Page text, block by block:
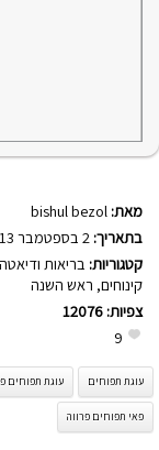
מאת: bishul bezol
בתאריך:
קטגוריות: בריאות ודיאטה
קינוחים, ראש השנה
צפיות: 12076
9
עוגת תפוחים עוגת תפוחים
פאי תפוחים פרווה